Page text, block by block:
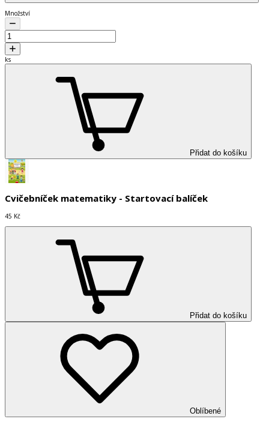
Množství
ks
Přidat do košíku
Cvičebníček matematiky - Startovací balíček
45 Kč
Přidat do košíku
Oblíbené